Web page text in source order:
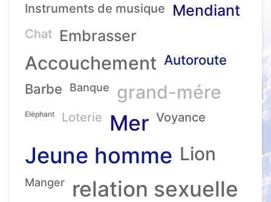
Instruments de musique Mendiant
Chat Embrasser
Accouchement Autoroute
Barbe
Banque grand-mére
Eléphant Loterie Mer Voyance
Jeune homme Lion
Manger relation sexuelle